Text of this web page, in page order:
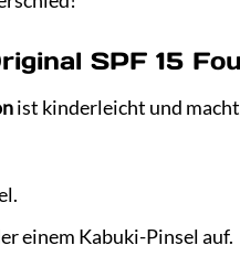
SPF 15
ist kinderleicht und
einem Kabuki-Pinsel auf.